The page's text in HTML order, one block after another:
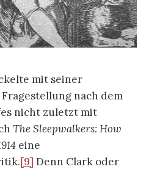
historischen Wissens
an Quellen“[10]und
Wissenslücken“.[11]
Der
bleibt dagegen
willenlos begeben sie
(politische)